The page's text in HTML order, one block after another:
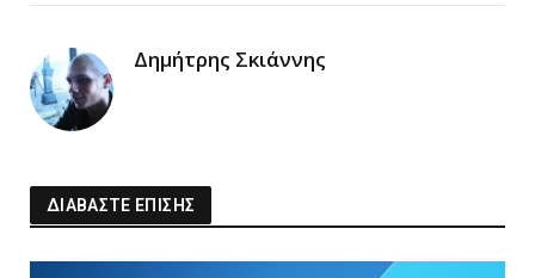
Δημήτρης Σκιάννης
ΔΙΑΒΑΣΤΕ ΕΠΙΣΗΣ